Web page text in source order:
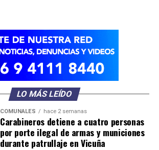
LO MÁS LEÍDO
COMUNALES hace 2 semanas
Carabineros detiene a cuatro personas
por porte ilegal de armas y municiones
durante patrullaje en Vicuña